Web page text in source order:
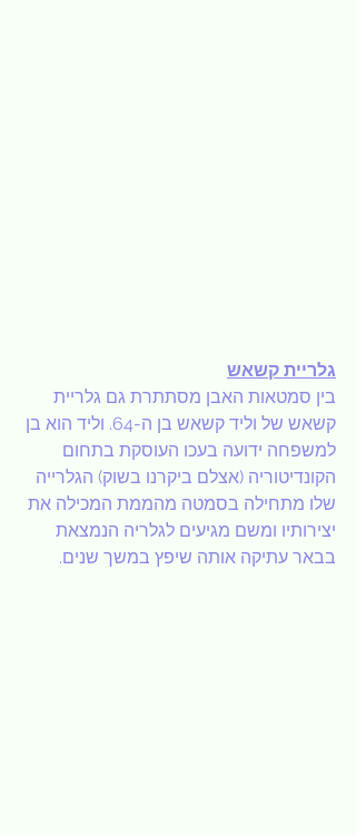
גלריית קשאש
בין סמטאות האבן מסתתרת גם גלריית
קשאש של וליד קשאש בן ה-64. וליד הוא בן
למשפחה ידועה בעכו העוסקת בתחום
הקונדיטוריה (אצלם ביקרנו בשוק) הגלרייה
שלו מתחילה בסמטה מהממת המכילה את
יצירותיו ומשם מגיעים לגלריה הנמצאת
בבאר עתיקה אותה שיפץ במשך שנים.